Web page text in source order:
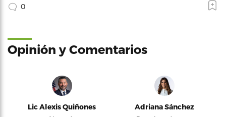
0
Opinión y Comentarios
Lic Alexis Quiñones Adriana Sánchez